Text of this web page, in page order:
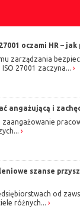
oczami HR –
zarządzania
27001 zaczyna...
angażującą i
zaangażowanie
szanse
od
różnych...